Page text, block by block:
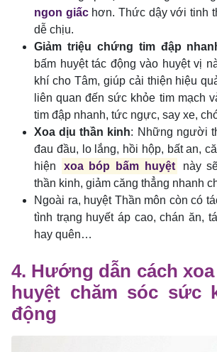
ngon giấchơn. Thức dậy với tinh
dễ chịu.
Giảm triệu chứng tim đập
bấm huyệt tác động vào huyệt vị
khí cho Tâm, giúp cải thiện hiệu
liên quan đến sức khỏe tim mạch
tim đập nhanh, tức ngực, say xe,
Xoa dịu thần kinh: Những người
đau đầu, lo lắng, hồi hộp, bất an,
hiện
xoa bóp bấm huyệt
này
thần kinh, giảm căng thẳng nhanh
Ngoài ra, huyệt Thần môn còn có
tình trạng huyết áp cao, chán ăn,
hay quên…
4. Hướng dẫn cách
huyệt chăm sóc sức
động